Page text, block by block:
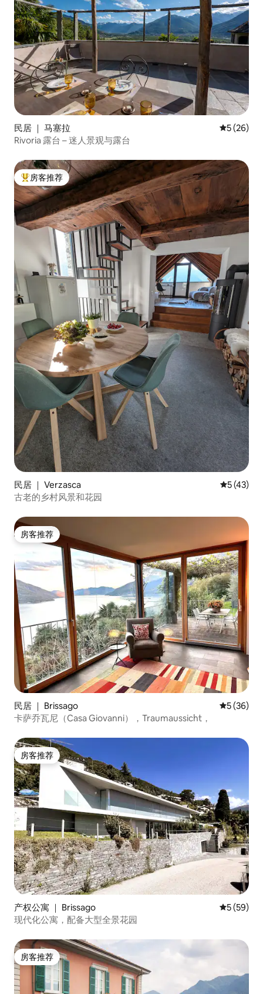
民居 ｜ 马塞拉 平均评分
5 (26)
Rivoria 露台 – 迷人景观与露台
热门「房客推荐」
房客推荐
民居 ｜ Verzasca 平均评分
5 (43)
古老的乡村风景和花园
房客推荐
房客推荐
民居 ｜ Brissago 平均评分
5 (36)
卡萨乔瓦尼（Casa Giovanni），Traumaussicht，
房客推荐
房客推荐
产权公寓 ｜ Brissago 平均评分
5 (59)
现代化公寓，配备大型全景花园
房客推荐
房客推荐